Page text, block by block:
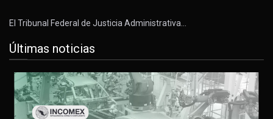
El Tribunal Federal de Justicia Administrativa…
Últimas noticias